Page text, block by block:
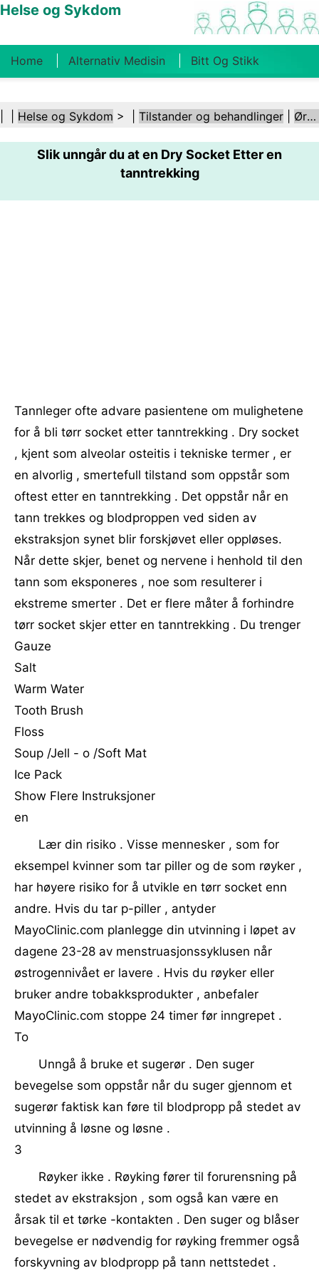
Helse og Sykdom
Home Alternativ Medisin Bitt Og Stikk
Kosthold Og Ernæring Familiehelse
Helsebransjen Psykisk Helse Folkehelse Og
Helse og Sykdom > | Tilstander og behandlinger Ører og hørsel
Slik unngår du at en Dry Socket Etter en
tanntrekking
Tannleger ofte advare pasientene om mulighetene
for å bli tørr socket etter tanntrekking . Dry socket
, kjent som alveolar osteitis i tekniske termer , er
en alvorlig , smertefull tilstand som oppstår som
oftest etter en tanntrekking . Det oppstår når en
tann trekkes og blodproppen ved siden av
ekstraksjon synet blir forskjøvet eller oppløses.
Når dette skjer, benet og nervene i henhold til den
tann som eksponeres , noe som resulterer i
ekstreme smerter . Det er flere måter å forhindre
tørr socket skjer etter en tanntrekking . Du trenger
Gauze
Salt
Warm Water
Tooth Brush
Floss
Soup /Jell - o /Soft Mat
Ice Pack
Show Flere Instruksjoner
en
Lær din risiko . Visse mennesker , som for
eksempel kvinner som tar piller og de ​​som røyker ,
har høyere risiko for å utvikle en tørr socket enn
andre. Hvis du tar p-piller , antyder
MayoClinic.com planlegge din utvinning i løpet av
dagene 23-28 av menstruasjonssyklusen når
østrogennivået er lavere . Hvis du røyker eller
bruker andre tobakksprodukter , anbefaler
MayoClinic.com stoppe 24 timer før inngrepet .
To
Unngå å bruke et sugerør . Den suger
bevegelse som oppstår når du suger gjennom et
sugerør faktisk kan føre til blodpropp på stedet av
utvinning å løsne og løsne .
3
Røyker ikke . Røyking fører til forurensning på
stedet av ekstraksjon , som også kan være en
årsak til et tørke -kontakten . Den suger og blåser
bevegelse er nødvendig for røyking fremmer også
forskyvning av blodpropp på tann nettstedet .